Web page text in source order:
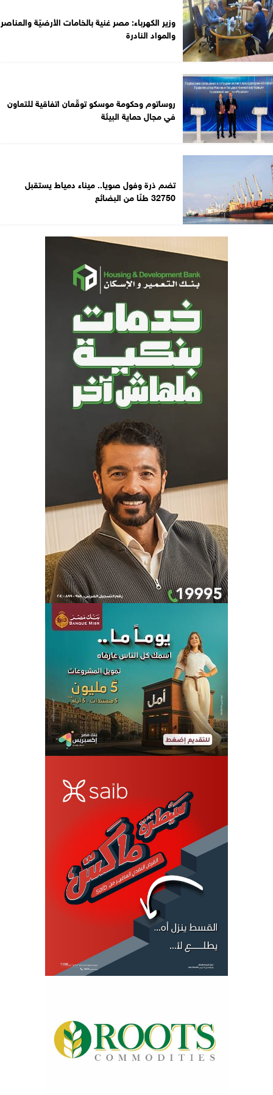
وزير الكهرباء: مصر غنية بالخامات الأرضيّة والعناصر
والمواد النادرة
روساتوم وحكومة موسكو توقّعان اتفاقية للتعاون
في مجال حماية البيئة
تضم ذرة وفول صويا.. ميناء دمياط يستقبل
32750 طنًا من البضائع